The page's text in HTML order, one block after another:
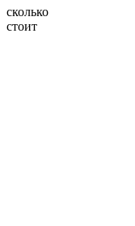
сколько
стоит